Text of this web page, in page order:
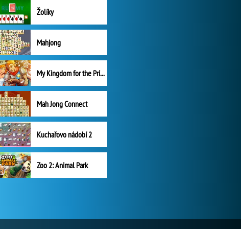
Žolíky
Mahjong
My Kingdom for the Princess Plná verze
Mah Jong Connect
Kuchařovo nádobí 2
Zoo 2: Animal Park